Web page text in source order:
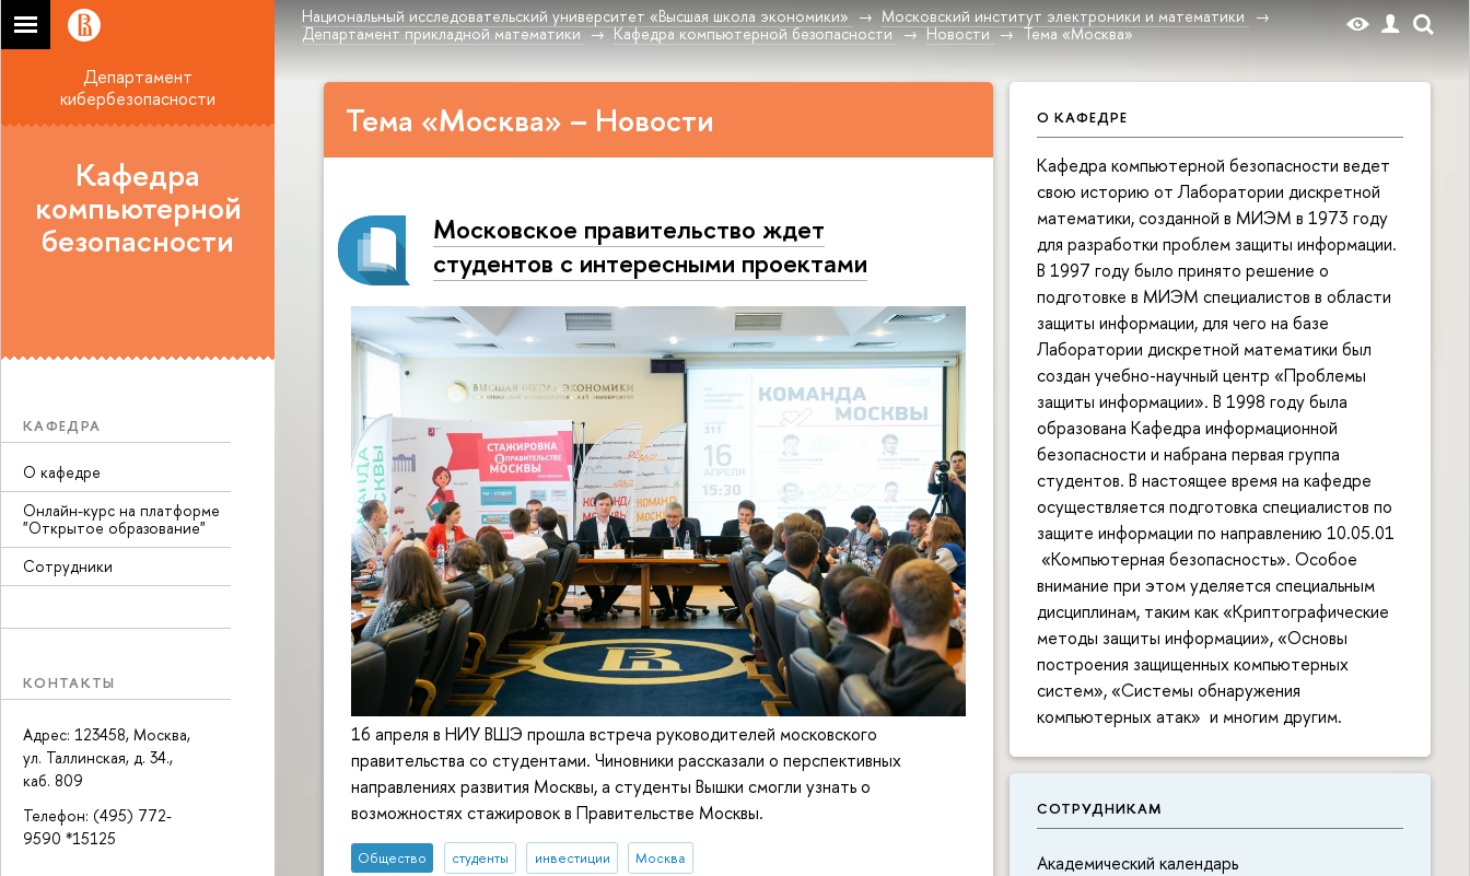
Национальный исследовательский университет «Высшая школа экономики»
Московский институт электроники и математики
Департамент прикладной математики
Кафедра компьютерной безопасности Новости Тема «Москва»
Департамент
кибербезопасности
Кафедра
компьютерной
безопасности
КАФЕДРА
О кафедре
Онлайн-курс на платформе
"Открытое образование"
Сотрудники
КОНТАКТЫ
Адрес: 123458, Москва,
ул. Таллинская, д. 34.,
каб. 809
Телефон: (495) 772-
9590 *15125
О КАФЕДРЕ
Кафедра компьютерной безопасности ведет
свою историю от Лаборатории дискретной
математики, созданной в МИЭМ в 1973 году
для разработки проблем защиты информации.
В 1997 году было принято решение о
подготовке в МИЭМ специалистов в области
защиты информации, для чего на базе
Лаборатории дискретной математики был
создан учебно-научный центр «Проблемы
защиты информации». В 1998 году была
образована Кафедра информационной
безопасности и набрана первая группа
студентов. В настоящее время на кафедре
осуществляется подготовка специалистов по
защите информации по направлению 10.05.01
«Компьютерная безопасность». Особое
внимание при этом уделяется специальным
дисциплинам, таким как «Криптографические
методы защиты информации», «Основы
построения защищенных компьютерных
систем», «Системы обнаружения
компьютерных атак» и многим другим.
СОТРУДНИКАМ
Академический календарь
Тема «Москва» – Новости
Московское правительство ждет
студентов с интересными проектами
16 апреля в НИУ ВШЭ прошла встреча руководителей московского
правительства со студентами. Чиновники рассказали о перспективных
направлениях развития Москвы, а студенты Вышки смогли узнать о
возможностях стажировок в Правительстве Москвы.
Общество студенты инвестиции Москва